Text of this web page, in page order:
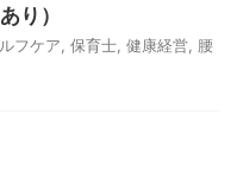
り）
フケア 保育士 健康経営 腰